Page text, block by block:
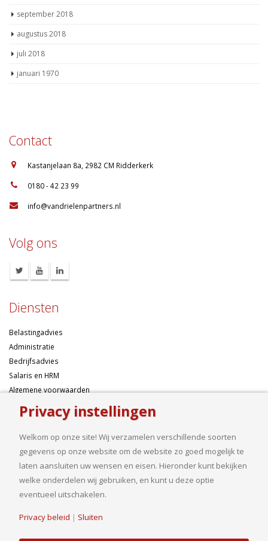
september 2018
augustus 2018
juli 2018
januari 1970
Contact
Kastanjelaan 8a, 2982 CM Ridderkerk
0180 - 42 23 99
info@vandrielenpartners.nl
Volg ons
Diensten
Belastingadvies
Administratie
Bedrijfsadvies
Salaris en HRM
Algemene voorwaarden
Ondernemen betekent risico’s nemen, maar dan liefst wel zo
samengesteld mogelijk. Of u nu een onderneming wilt starten met een
goed financieel plan, uw bedrijf wilt uitbreiden op basis van gedegen
cijfers, uw jaarcijfers samengesteld wilt hebben of een helder advies
Privacy instellingen
Welkom op onze site! Wij verzamelen verschillende soorten
gegevens op onze website om de website zo goed mogelijk te
laten aansluiten uw wensen en eisen. Hieronder kunt bekijken
welke onderdelen wij gebruiken, en kunt u deze optie
eventueel uitschakelen.
Privacy beleid | Sluiten